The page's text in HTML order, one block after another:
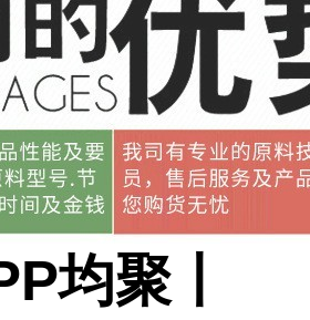
均聚丨